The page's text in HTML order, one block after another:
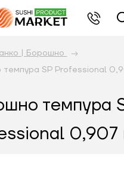
| Борошно
SP Professional
темпура
0,907